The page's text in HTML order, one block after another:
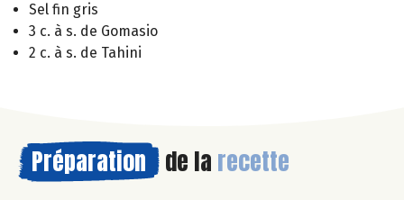
Sel fin gris
3 c. à s. de Gomasio
2 c. à s. de Tahini
Préparation de la recette